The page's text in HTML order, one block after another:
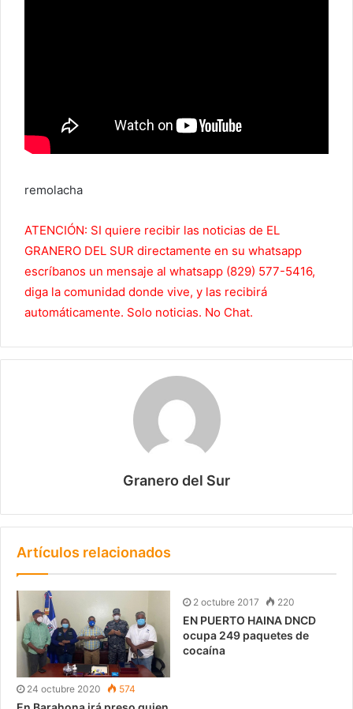
remolacha
ATENCIÓN: SI quiere recibir las noticias de EL
GRANERO DEL SUR directamente en su whatsapp
escríbanos un mensaje al whatsapp (829) 577-5416,
diga la comunidad donde vive, y las recibirá
automáticamente. Solo noticias. No Chat.
Granero del Sur
Artículos relacionados
24 octubre 2020 574
2 octubre 2017 220
EN PUERTO HAINA DNCD
ocupa 249 paquetes de
cocaína